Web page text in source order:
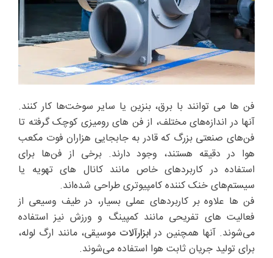
فن ها می توانند با برق، بنزین یا سایر سوخت‌ها کار کنند.
آنها در اندازه‌های مختلف، از فن های رومیزی کوچک گرفته تا
فن‌های صنعتی بزرگ که قادر به جابجایی هزاران فوت مکعب
هوا در دقیقه هستند، وجود دارند. برخی از فن‌ها برای
استفاده در کاربردهای خاص مانند کانال های تهویه یا
سیستم‌های خنک کننده کامپیوتری طراحی شده‌اند.
فن ها علاوه بر کاربردهای عملی بسیار، در طیف وسیعی از
فعالیت های تفریحی مانند کمپینگ و ورزش نیز استفاده
می‌شوند. آنها همچنین درابزارآلات موسیقی، مانند ارگ لوله،
برای تولید جریان ثابت هوا استفاده می‌شوند.